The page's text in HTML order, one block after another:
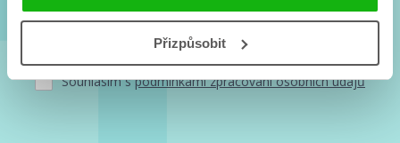
Přizpůsobit
Souhlasím spodmínkami zpracování osobních údajů